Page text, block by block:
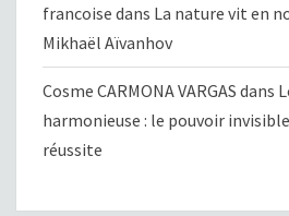
francoise dans La nature vit en
Mikhaël Aïvanhov
Cosme CARMONA VARGAS dans
harmonieuse : le pouvoir
réussite